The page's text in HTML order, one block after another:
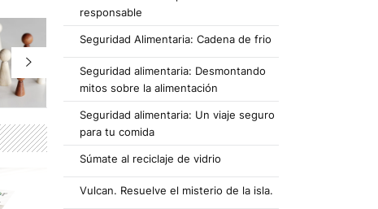
responsable
Seguridad Alimentaria: Cadena de frio
Seguridad alimentaria: Desmontando
mitos sobre la alimentación
Seguridad alimentaria: Un viaje seguro
para tu comida
Súmate al reciclaje de vidrio
Vulcan. Resuelve el misterio de la isla.